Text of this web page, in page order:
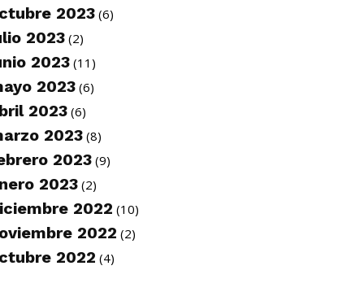
2023 (6)
2023 (2)
2023(11)
2023(6)
2023(6)
2023 (8)
2023 (9)
2023 (2)
2022 (10)
2022 (2)
2022 (4)